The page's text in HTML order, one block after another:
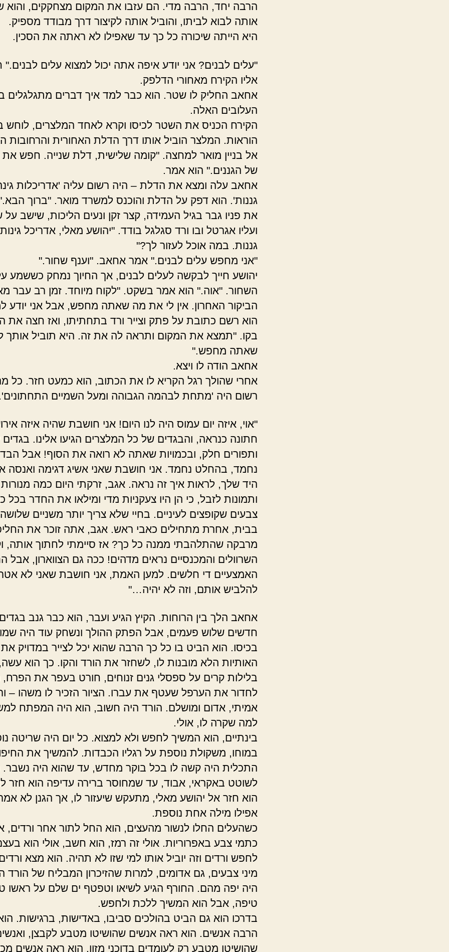
הרבה יחד, הרבה מדי. הם עזבו את המקום מצחקקים, והוא
אותה לבוא לביתו, והוביל אותה לקיצור דרך מבודד מספיק.
היא הייתה שיכורה כל כך עד שאפילו לא ראתה את הסכין.
"עלים לבנים? אני יודע איפה אתה יכול למצוא עלים לבנים."
אליו הקירח מאחורי הדלפק.
אחאב החליק לו שטר. הוא כבר למד איך דברים מתגלגלים
העלובים האלה.
הקירח הכניס את השטר לכיסו וקרא לאחד המלצרים, לוחש
הוראות. המלצר הוביל אותו דרך הדלת האחורית והרחובות
אל בניין מואר למחצה. "קומה שלישית, דלת שנייה. חפש
של הגננים." הוא אמר.
אחאב עלה ומצא את הדלת – היה רשום עליה 'אדריכלות גינה
גננות'. הוא דפק על הדלת והוכנס למשרד מואר. "ברוך
את פניו גבר בגיל העמידה, קצר זקן ונעים הליכות, שישב על
ועליו אגרטל ובו ורד סגלגל בודד. "יהושע מאלי, אדריכל גינות
גננות. במה אוכל לעזור לך?"
"אני מחפש עלים לבנים." אמר אחאב. "וענף שחור."
יהושע חייך לבקשה לעלים לבנים, אך החיוך נמחק כששמע
השחור. "אוה." הוא אמר בשקט. "לקוח מיוחד. זמן רב עבר
הביקור האחרון. אין לי את מה שאתה מחפש, אבל אני יודע
הוא רשם כתובת על פתק וצייר ורד בתחתיתו, ואז חצה את
בקו. "תמצא את המקום ותראה לה את זה. היא תוביל אותך
שאתה מחפש."
אחאב הודה לו ויצא.
אחרי שהולך רגל הקריא לו את הכתוב, הוא כמעט חזר. כל
רשום היה 'מתחת לבהמה הגבוהה ומעל השמיים התחתונים'.
"אוי, איזה יום עמוס היה לנו היום! אני חושבת שהיה איזה
חתונה כנראה, והבגדים של כל המלצרים הגיעו אלינו. בגדים
ותפורים חלק, ובכמויות שאתה לא רואה את הסוף! אבל
נחמד, בהחלט נחמד. אני חושבת שאני אשיג דגימה ואנסה
היד שלך, לראות איך זה נראה. אגב, זרקתי היום כמה מנורות
ותמונות לזבל, כי הן היו צעקניות מדי ומילאו את החדר בכל
צבעים שקופצים לעיניים. בחיי שלא צריך יותר משניים
בבית, אחרת מתחילים כאבי ראש. אגב, אתה זוכר את
מרבקה שהתלהבתי ממנה כל כך? אז סיימתי לחתוך אותה,
השרוולים והמכנסיים נראים מדהים! ככה גם הצווארון, אבל
האמצעיים די חלשים. למען האמת, אני חושבת שאני לא
להלביש אותם, וזה לא יהיה…"
אחאב הלך בין הרוחות. הקיץ הגיע ועבר, הוא כבר גנב בגדים
חדשים שלוש פעמים, אבל הפתק ההולך ונשחק עוד היה
בכיסו. הוא הביט בו כל כך הרבה שהוא יכל לצייר במדויק את
האותיות הלא מובנות לו, לשחזר את הורד והקו. כך הוא עשה,
בלילות קרים על ספסלי גנים זנוחים, חורט בעפר את
לחדור את הערפל שעטף את עברו. הציור הזכיר לו משהו –
אמיתי, אדום ומושלם. הורד היה חשוב, הוא היה המפתח
למה שקרה לו, אולי.
בינתיים, הוא המשיך לחפש ולא למצוא. כל יום היה שריטה
במוחו, משקולת נוספת על רגליו הכבדות. להמשיך את
התכלית היה קשה לו בכל בוקר מחדש, עד שהוא היה נשבר.
לשוטט באקראי, אבוד, עד שמחוסר ברירה עדיפה הוא חזר
הוא חזר אל יהושע מאלי, מתעקש שיעזור לו, אך הגנן לא
אפילו מילה אחת נוספת.
כשהעלים החלו לנשור מהעצים, הוא החל לתור אחר ורדים,
כתמי צבע באפרוריות. אולי זה רמז, הוא חשב, אולי הוא
לחפש ורדים וזה יוביל אותו למי שזו לא תהיה. הוא מצא
מיני צבעים, גם אדומים, למרות שהזיכרון המבליח של הורד
היה יפה מהם. החורף הגיע לשיאו וטפטף ים שלם על ראשו
טיפה, אבל הוא המשיך ללכת ולחפש.
בדרכו הוא גם הביט בהולכים סביבו, באדישות, ברגישות.
הרבה אנשים. הוא ראה אנשים שהושיטו מטבע לקבצן,
שהושיטו מטבע רק לעומדים בדוכני מזון. הוא ראה אנשים